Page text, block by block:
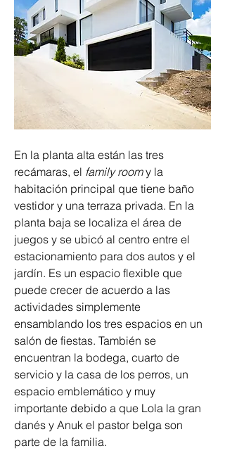
En la planta alta están las tres
recámaras, el family room y la
habitación principal que tiene baño
vestidor y una terraza privada. En la
planta baja se localiza el área de
juegos y se ubicó al centro entre el
estacionamiento para dos autos y el
jardín. Es un espacio flexible que
puede crecer de acuerdo a las
actividades simplemente
ensamblando los tres espacios en un
salón de fiestas. También se
encuentran la bodega, cuarto de
servicio y la casa de los perros, un
espacio emblemático y muy
importante debido a que Lola la gran
danés y Anuk el pastor belga son
parte de la familia.